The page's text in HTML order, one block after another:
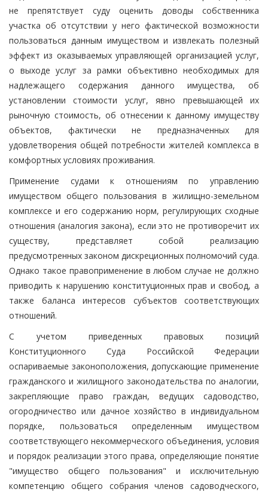
не препятствует суду оценить доводы собственника
участка об отсутствии у него фактической возможности
пользоваться данным имуществом и извлекать полезный
эффект из оказываемых управляющей организацией услуг,
о выходе услуг за рамки объективно необходимых для
надлежащего содержания данного имущества, об
установлении стоимости услуг, явно превышающей их
рыночную стоимость, об отнесении к данному имуществу
объектов, фактически не предназначенных для
удовлетворения общей потребности жителей комплекса в
комфортных условиях проживания.
Применение судами к отношениям по управлению
имуществом общего пользования в жилищно-земельном
комплексе и его содержанию норм, регулирующих сходные
отношения (аналогия закона), если это не противоречит их
существу, представляет собой реализацию
предусмотренных законом дискреционных полномочий суда.
Однако такое правоприменение в любом случае не должно
приводить к нарушению конституционных прав и свобод, а
также баланса интересов субъектов соответствующих
отношений.
С учетом приведенных правовых позиций
Конституционного Суда Российской Федерации
оспариваемые законоположения, допускающие применение
гражданского и жилищного законодательства по аналогии,
закрепляющие право граждан, ведущих садоводство,
огородничество или дачное хозяйство в индивидуальном
порядке, пользоваться определенным имуществом
соответствующего некоммерческого объединения, условия
и порядок реализации этого права, определяющие понятие
"имущество общего пользования" и исключительную
компетенцию общего собрания членов садоводческого,